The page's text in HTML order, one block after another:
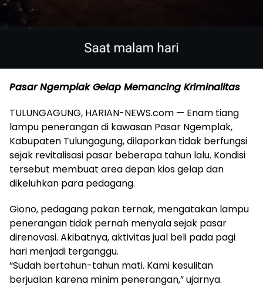
Pasar Ngemplak Gelap Memancing Kriminalitas
TULUNGAGUNG, HARIAN-NEWS.com — Enam tiang
lampu penerangan di kawasan Pasar Ngemplak,
Kabupaten Tulungagung, dilaporkan tidak berfungsi
sejak revitalisasi pasar beberapa tahun lalu. Kondisi
tersebut membuat area depan kios gelap dan
dikeluhkan para pedagang.
Giono, pedagang pakan ternak, mengatakan lampu
penerangan tidak pernah menyala sejak pasar
direnovasi. Akibatnya, aktivitas jual beli pada pagi
hari menjadi terganggu.
“Sudah bertahun-tahun mati. Kami kesulitan
berjualan karena minim penerangan,” ujarnya.